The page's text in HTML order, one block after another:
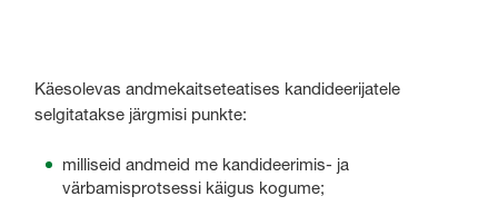
Käesolevas andmekaitseteatises kandideerijatele
selgitatakse järgmisi punkte:
milliseid andmeid me kandideerimis- ja
värbamisprotsessi käigus kogume;